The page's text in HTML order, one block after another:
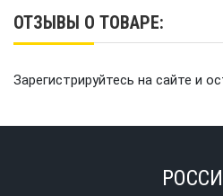
ОТЗЫВЫ О ТОВАРЕ:
Зарегистрируйтесь на сайте и